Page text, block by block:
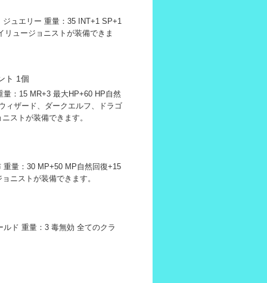
ジュエリー 重量：35 INT+1 SP+1
リュージョニストが装備できま
ト 1個
量：15 MR+3 最大HP+60 HP自然
ィザード、ダークエルフ、ドラゴ
ストが装備できます。
重量：30 MP+50 MP自然回復+15
ニストが装備できます。
ルド 重量：3 毒無効 全てのクラ